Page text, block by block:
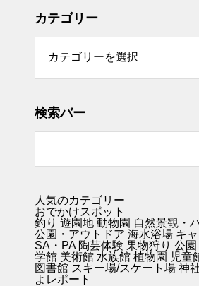
カテゴリー
検索バー
人気のカテゴリー
おでかけスポット
釣り 遊園地 動物園 自然景観・
公園・アウトドア 海水浴場 キ
SA・PA 陶芸体験 果物狩り 公園
学館 美術館 水族館 植物園 児童
図書館 スキー場/スケート場 神
よレポート